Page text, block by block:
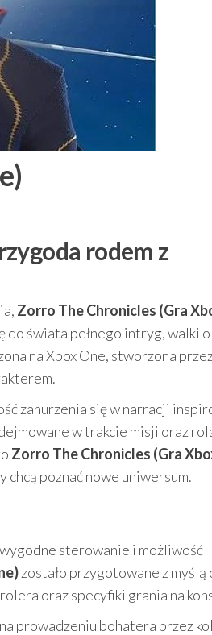
rodem z
Zorro The Chronicles (Gra
do świata pełnego intryg, walki o
na Xbox One, stworzona
zanurzenia się w narracji
w trakcie misji oraz
Zorro The Chronicles (Gra
poznać nowe uniwersum.
sterowanie i możliwość
zostało przygotowane z myślą
oraz specyfiki grania na
prowadzeniu bohatera przez